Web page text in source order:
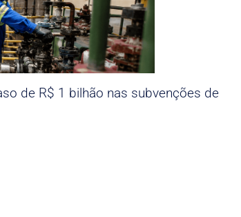
de R$ 1 bilhão nas subvenções de